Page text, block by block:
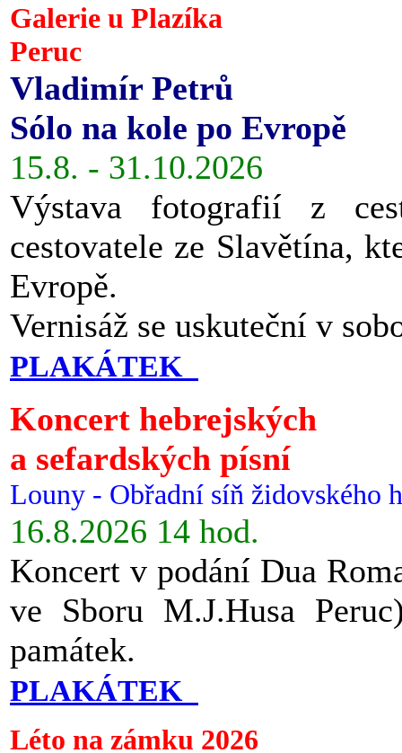
Galerie u Plazíka
Peruc
Vladimír Petrů
Sólo na kole po Evropě
15.8. - 31.10.2026
Výstava fotografií z
cestovatele ze Slavětína,
Evropě.
Vernisáž se uskuteční v
PLAKÁTEK
Koncert hebrejských
a sefardských písní
Louny - Obřadní síň židovského
16.8.2026 14 hod.
Koncert v podání Dua
ve Sboru M.J.Husa
památek.
PLAKÁTEK
Léto na zámku 2026